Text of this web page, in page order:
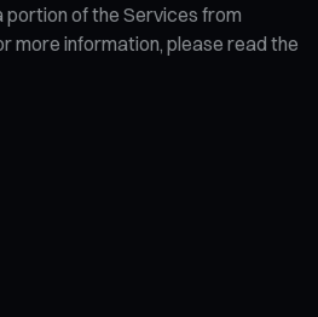
portion of the Services from
more information, please read the